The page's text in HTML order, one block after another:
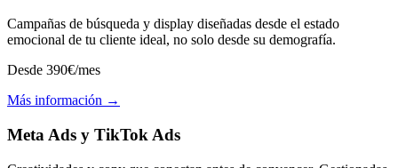
Campañas de búsqueda y display diseñadas desde el estado
emocional de tu cliente ideal, no solo desde su demografía.
Desde 390€/mes
Más información →
Meta Ads y TikTok Ads